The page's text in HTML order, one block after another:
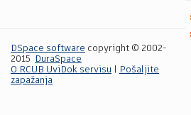
DSpace software copyright © 2002-
2015
DuraSpace
O RCUB UviDok servisu
Pošaljite
zapažanja